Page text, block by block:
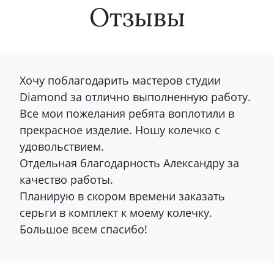
Отзывы
Хочу поблагодарить мастеров студии
Diamond за отлично выполненную работу.
Все мои пожелания ребята воплотили в
прекрасное изделие. Ношу колечко с
удовольствием.
Отдельная благодарность Александру за
качество работы.
Планирую в скором времени заказать
серьги в комплект к моему колечку.
Большое всем спасибо!